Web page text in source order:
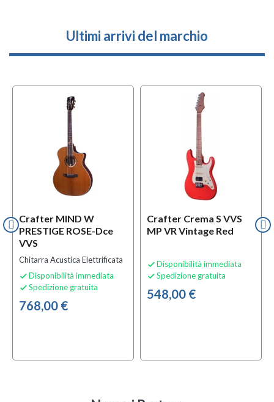
Ultimi arrivi del marchio
Crafter MIND W
PRESTIGE ROSE-Dce
VVS
Chitarra Acustica Elettrificata
 Disponibilità immediata
 Spedizione gratuita
768,00 €
Crafter Crema S VVS
MP VR Vintage Red
 Disponibilità immediata
 Spedizione gratuita
548,00 €